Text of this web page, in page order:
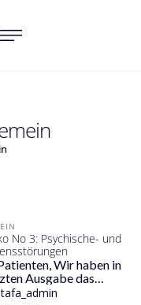
No 3: Psychische- und
Wir haben in
Ausgabe das
sowie dessen